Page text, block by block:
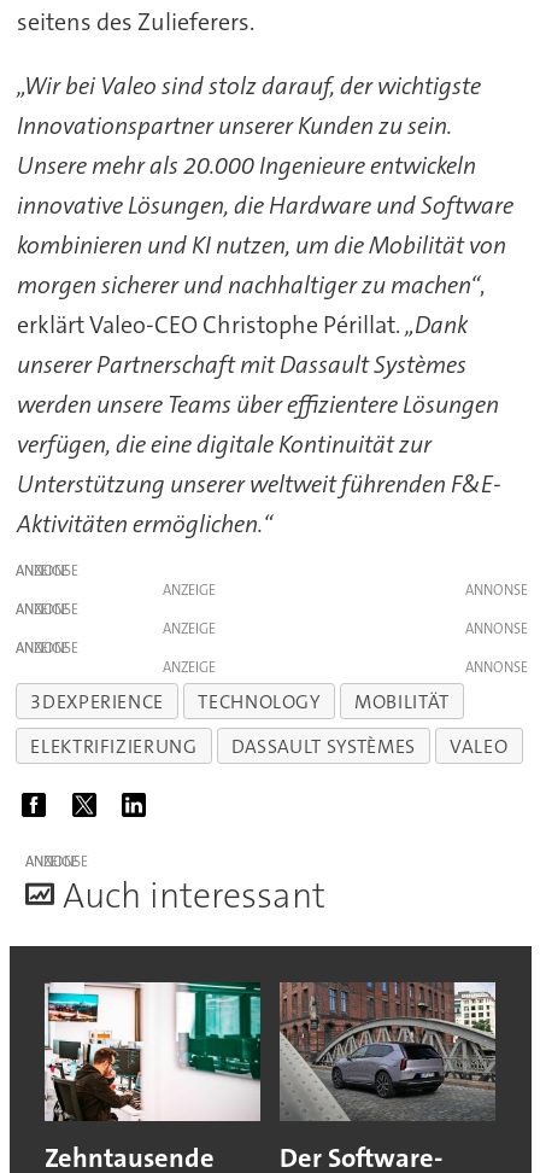
seitens des Zulieferers.
„Wir bei Valeo sind stolz darauf, der wichtigste
Innovationspartner unserer Kunden zu sein.
Unsere mehr als 20.000 Ingenieure entwickeln
innovative Lösungen, die Hardware und Software
kombinieren und KI nutzen, um die Mobilität von
morgen sicherer und nachhaltiger zu machen“,
erklärt Valeo-CEO Christophe Périllat.„Dank
unserer Partnerschaft mit Dassault Systèmes
werden unsere Teams über effizientere Lösungen
verfügen, die eine digitale Kontinuität zur
Unterstützung unserer weltweit führenden F&E-
Aktivitäten ermöglichen.“
ANZEIGE
ANZEIGE
ANZEIGE
ANZEIGE
ANZEIGE
ANZEIGE
3DEXPERIENCE TECHNOLOGY
MOBILITÄT
ELEKTRIFIZIERUNG
DASSAULT SYSTÈMES VALEO
ANZEIGE
Auch interessant
Zehntausende
Der Software-